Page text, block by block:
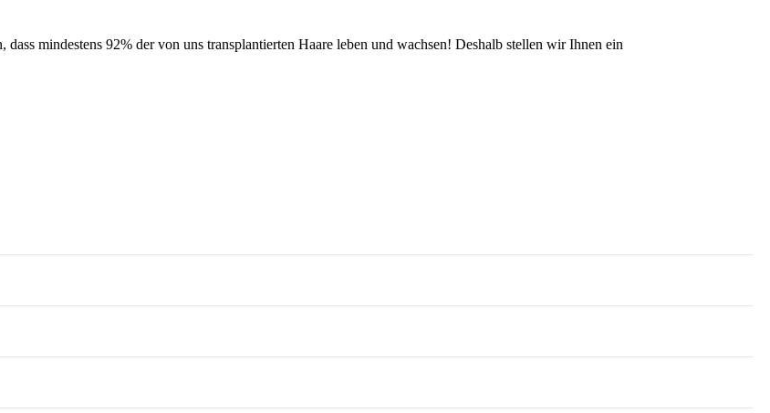
mindestens 92% der von uns transplantierten Haare leben und wachsen! Deshalb stellen wir Ihnen ein